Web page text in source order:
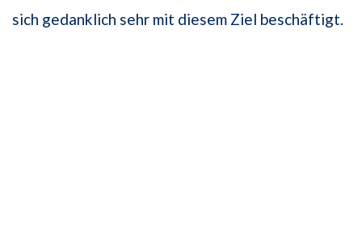
sich gedanklich sehr mit diesem Ziel beschäftigt.